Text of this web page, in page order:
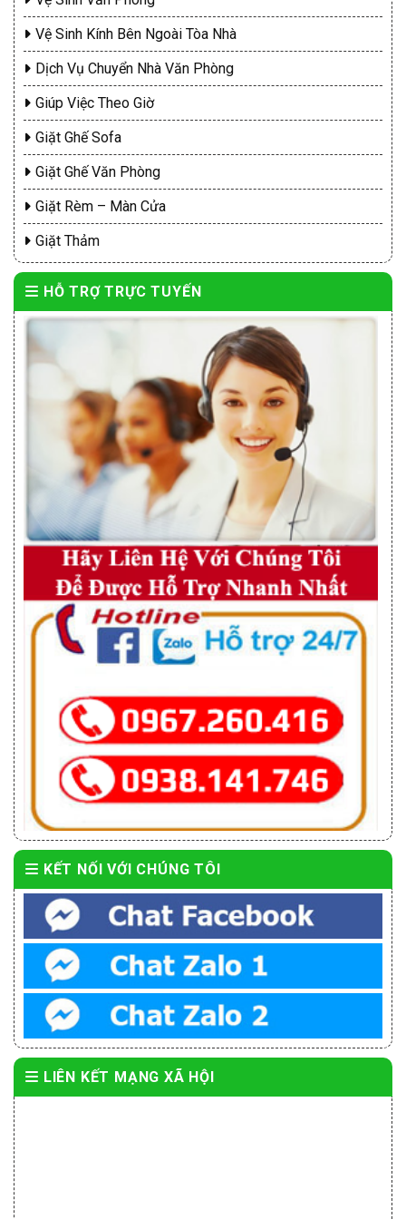
Vệ Sinh Kính Bên Ngoài Tòa Nhà
Dịch Vụ Chuyển Nhà Văn Phòng
Giúp Việc Theo Giờ
Giặt Ghế Sofa
Giặt Ghế Văn Phòng
Giặt Rèm – Màn Cửa
Giặt Thảm
HỖ TRỢ TRỰC TUYẾN
KẾT NỐI VỚI CHÚNG TÔI
LIÊN KẾT MẠNG XÃ HỘI